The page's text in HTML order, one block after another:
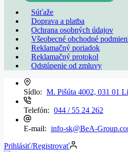
Súťaže
Doprava a platba
Ochrana osobných údajov
Všeobecné obchodné
Reklamačný poriadok
Reklamačný protokol
Odstúpenie od zmluvy
Sídlo: M. Pišúta 4002, 031 01
Telefón: 044 / 55 24 262
E-mail: info-sk@BeA-
Prihlásiť/Registrovať